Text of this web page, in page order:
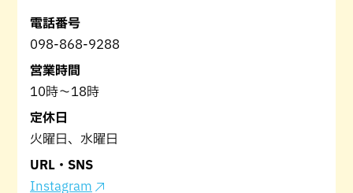
電話番号
098-868-9288
営業時間
10時～18時
定休日
火曜日、水曜日
URL・SNS
Instagram